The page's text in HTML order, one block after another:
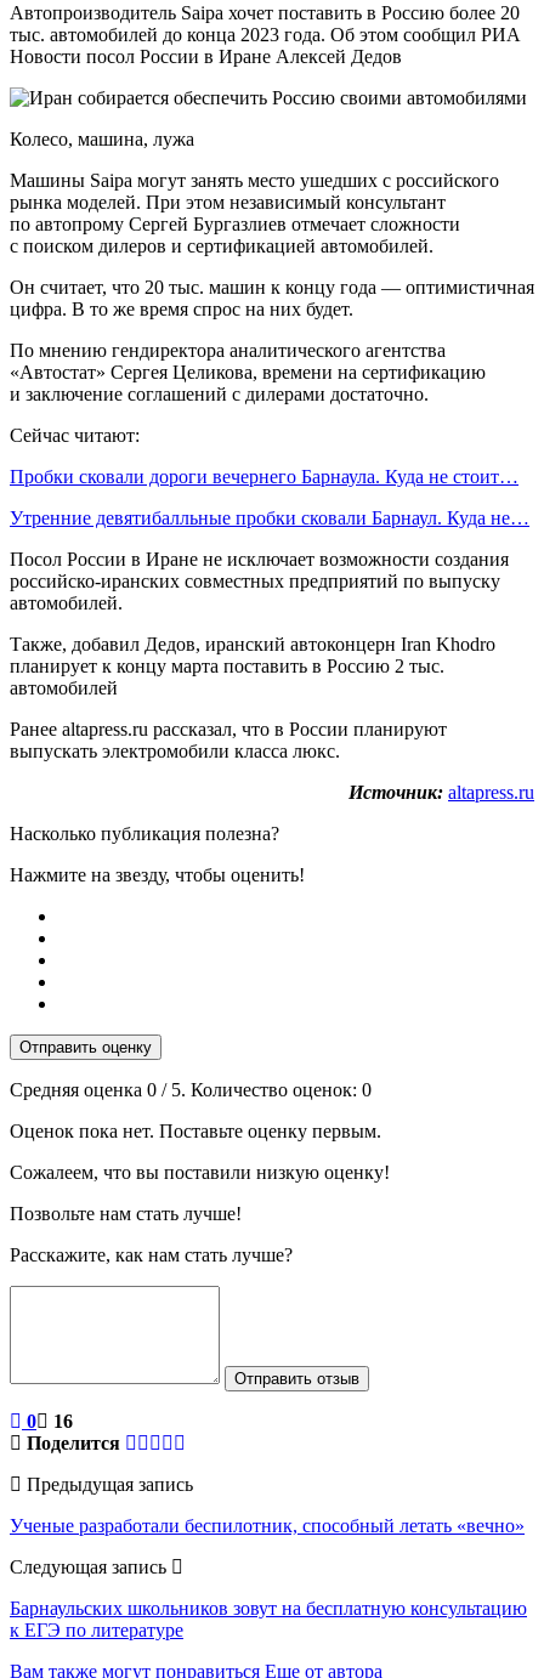
Автопроизводитель Saipa хочет поставить в Россию более 20
тыс. автомобилей до конца 2023 года. Об этом сообщил РИА
Новости посол России в Иране Алексей Дедов
Колесо, машина, лужа
Машины Saipa могут занять место ушедших с российского
рынка моделей. При этом независимый консультант
по автопрому Сергей Бургазлиев отмечает сложности
с поиском дилеров и сертификацией автомобилей.
Он считает, что 20 тыс. машин к концу года — оптимистичная
цифра. В то же время спрос на них будет.
По мнению гендиректора аналитического агентства
«Автостат» Сергея Целикова, времени на сертификацию
и заключение соглашений с дилерами достаточно.
Сейчас читают:
Пробки сковали дороги вечернего Барнаула. Куда не стоит…
Утренние девятибалльные пробки сковали Барнаул. Куда не…
Посол России в Иране не исключает возможности создания
российско-иранских совместных предприятий по выпуску
автомобилей.
Также, добавил Дедов, иранский автоконцерн Iran Khodro
планирует к концу марта поставить в Россию 2 тыс.
автомобилей
Ранее altapress.ru рассказал, что в России планируют
выпускать электромобили класса люкс.
Источник: altapress.ru
Насколько публикация полезна?
Нажмите на звезду, чтобы оценить!
Отправить оценку
Средняя оценка 0 / 5. Количество оценок: 0
Оценок пока нет. Поставьте оценку первым.
Сожалеем, что вы поставили низкую оценку!
Позвольте нам стать лучше!
Расскажите, как нам стать лучше?
Отправить отзыв
0
16
Поделится
Предыдущая запись
Ученые разработали беспилотник, способный летать «вечно»
Следующая запись
Барнаульских школьников зовут на бесплатную консультацию
к ЕГЭ по литературе
Вам также могут понравиться Еще от автора